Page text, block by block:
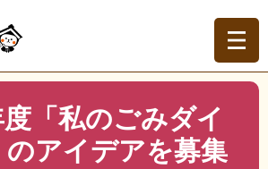
でさがす >くらしの情報 >ごみ・衛
ル >令和８年度「私のごみダイエッ
集します
「私のごみダイ
のアイデアを募集